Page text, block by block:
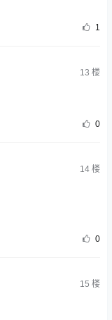
1
13 楼
0
14楼
0
15 楼